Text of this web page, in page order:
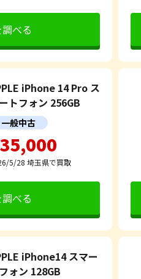
べる
iPhone 14 Pro ス
トフォン 256GB
一般中古
5/28 埼玉県で買取
べる
iPhone14 スマー
ォン 128GB